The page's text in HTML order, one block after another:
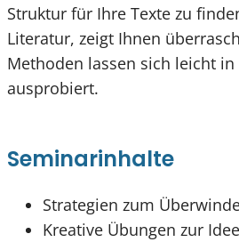
Struktur für Ihre Texte zu
Literatur, zeigt Ihnen
Methoden lassen sich leicht
ausprobiert.
Seminarinhalte
Strategien zum
Kreative Übungen zur